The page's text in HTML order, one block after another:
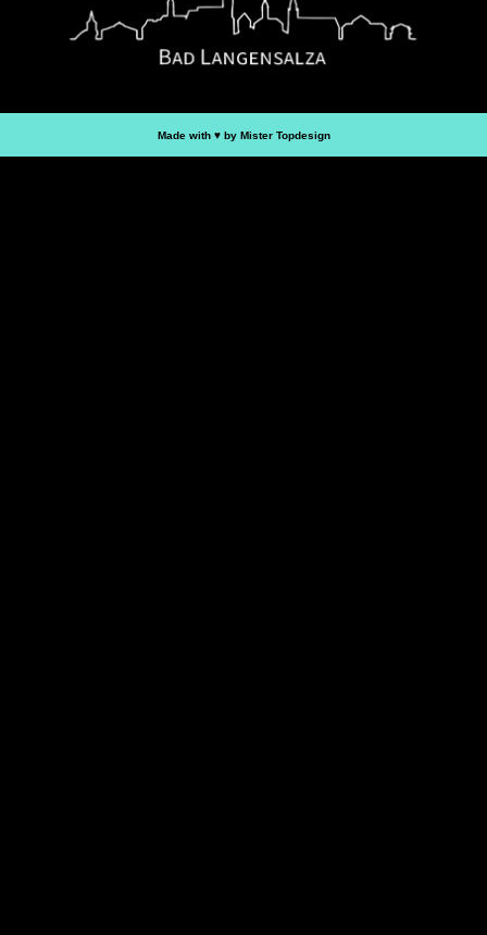
Made with ♥︎ by Mister Topdesign